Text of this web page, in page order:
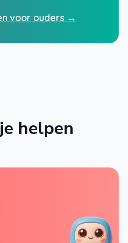
voor ouders →
helpen